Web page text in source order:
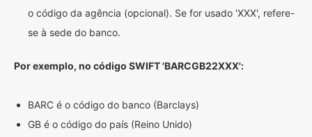
o código da agência (opcional). Se for usado 'XXX', refere-
se à sede do banco.
Por exemplo, no código SWIFT 'BARCGB22XXX':
BARC é o código do banco (Barclays)
GB é o código do país (Reino Unido)